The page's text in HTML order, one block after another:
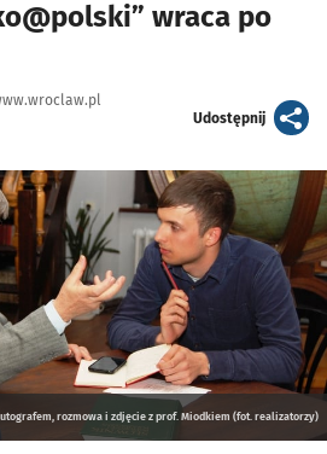
wraca po
Udostępnijartykuł
rozmowa i zdjęcie z prof. Miodkiem (fot. realizatorzy)